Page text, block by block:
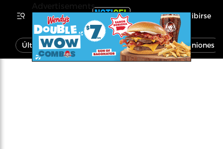
Inscribirse
Última Hora Noticias Economía Opiniones
Advertisements